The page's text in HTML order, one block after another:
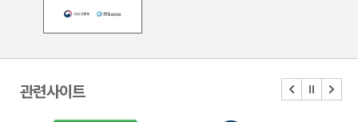
관련사이트